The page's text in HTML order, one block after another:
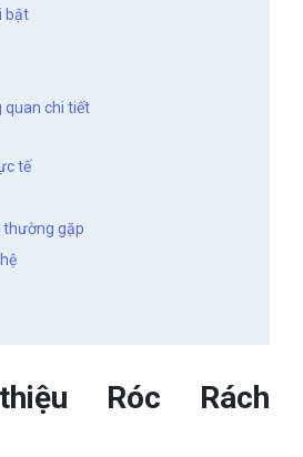
bật
quan chi tiết
tế
thường gặp
Róc Rách